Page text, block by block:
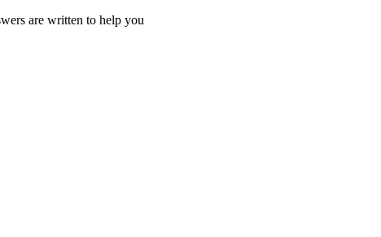
are written to help you